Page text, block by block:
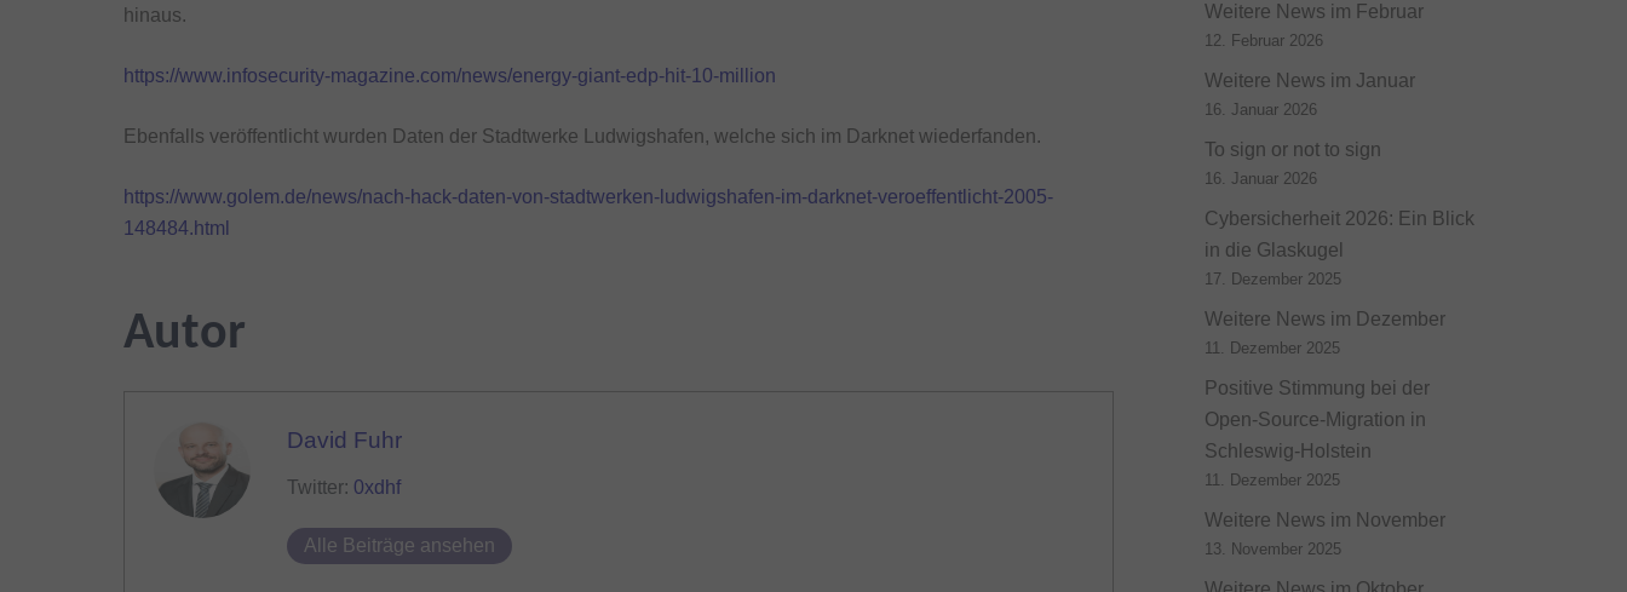
hinaus.
https://www.infosecurity-magazine.com/news/energy-giant-edp-hit-10-million
Ebenfalls veröffentlicht wurden Daten der Stadtwerke Ludwigshafen, welche sich im Darknet wiederfanden.
https://www.golem.de/news/nach-hack-daten-von-stadtwerken-ludwigshafen-im-darknet-veroeffentlicht-2005-
148484.html
Autor
David Fuhr
Twitter: 0xdhf
Alle Beiträge ansehen
Weitere News im Februar
12. Februar 2026
Weitere News im Januar
16. Januar 2026
To sign or not to sign
16. Januar 2026
Cybersicherheit 2026: Ein Blick
in die Glaskugel
17. Dezember 2025
Weitere News im Dezember
11. Dezember 2025
Positive Stimmung bei der
Open-Source-Migration in
Schleswig-Holstein
11. Dezember 2025
Weitere News im November
13. November 2025